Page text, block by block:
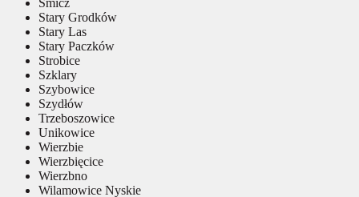
Stary Grodków
Stary Las
Stary Paczków
Strobice
Szklary
Szybowice
Szydłów
Trzeboszowice
Unikowice
Wierzbie
Wierzbięcice
Wierzbno
Wilamowice Nyskie